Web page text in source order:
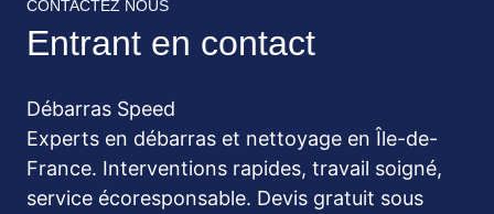
CONTACTEZ NOUS
Entrant en contact
Débarras Speed
Experts en débarras et nettoyage en Île-de-
France. Interventions rapides, travail soigné,
service écoresponsable. Devis gratuit sous